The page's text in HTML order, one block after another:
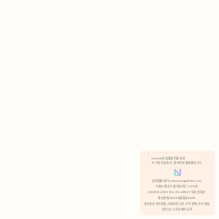
분석 쿠키 허용
Lawvot은 법률업무를 위한
AI 기반 자료조사 · 문서작성 플랫폼입니다.
안국법률사무소 www.anguklaw.com
서울시 종로구 율곡로2길 7, 304호
02)3210-3330 105-05-48527 대표 정희찬
통신판매 2024서울종로0248
개인정보 처리방침, 이용약관 고지, 쿠키 정책, 쿠키 설정
오픈소스 소프트웨어 공지